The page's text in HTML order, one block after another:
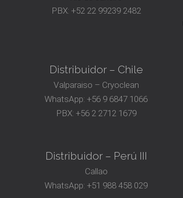
PBX: +52 22 99239 2482
Distribuidor – Chile
Valparaiso – Cryoclean
WhatsApp: +56 9 6847 1066
PBX: +56 2 2712 1679
Distribuidor – Perú III
Callao
WhatsApp: +51 988 458 029